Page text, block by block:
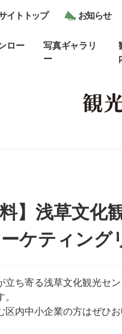
イトトップ お知らせ
ロー
写真ギャラリ
ー
料】浅草文
ケティング
立ち寄る浅草文化観光セ
区内中小企業の方はぜひお